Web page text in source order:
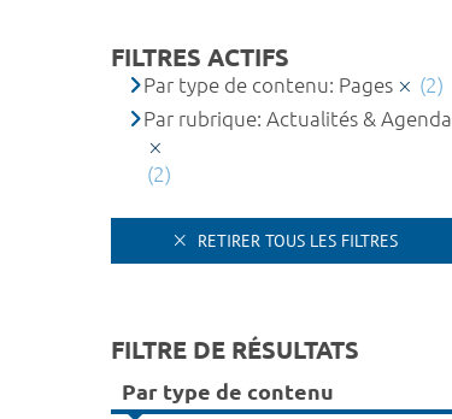
FILTRES ACTIFS
Par type de contenu: Pages
(2)
Par rubrique: Actualités & Agenda
(2)
RETIRER TOUS LES FILTRES
FILTRE DE RÉSULTATS
Par type de contenu